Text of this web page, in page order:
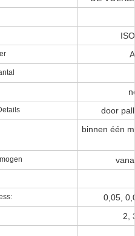
door
binnen één
0,05,
2,